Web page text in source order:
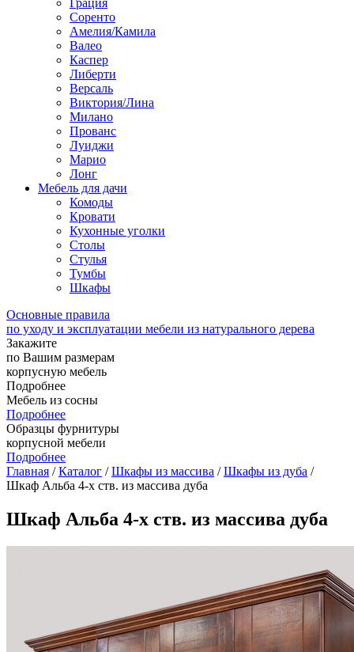
Грация
Соренто
Амелия/Камила
Валео
Каспер
Либерти
Версаль
Виктория/Лина
Милано
Прованс
Луиджи
Марио
Лонг
Мебель для дачи
Комоды
Кровати
Кухонные уголки
Столы
Стулья
Тумбы
Шкафы
Основные правила
по уходу и эксплуатации мебели из натурального дерева
Закажите
по Вашим размерам
корпусную мебель
Подробнее
Мебель из сосны
Подробнее
Образцы фурнитуры
корпусной мебели
Подробнее
Главная /Каталог /Шкафы из массива /Шкафы из дуба /
Шкаф Альба 4-х ств. из массива дуба
Шкаф Альба 4-х ств. из массива дуба